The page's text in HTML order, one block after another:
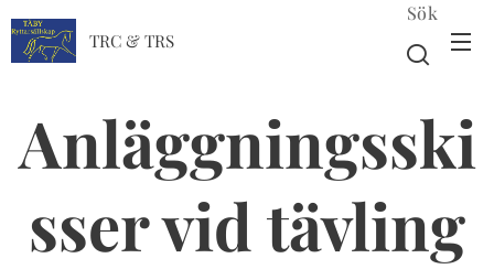
TRC & TRS
Sök
Anläggningsski
sser vid tävling